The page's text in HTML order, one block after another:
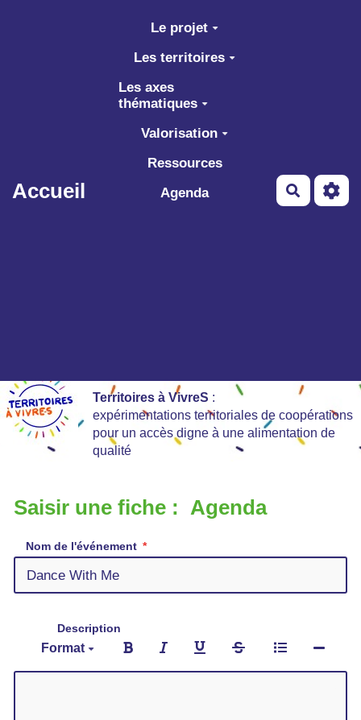
Aller au contenu principal
Accueil
Le projet
Les territoires
Les axes
thématiques
Valorisation
Ressources
Agenda
Territoires à VivreS :
expérimentations territoriales de coopérations
pour un accès digne à une alimentation de
qualité
Saisir une fiche : Agenda
Nom de l'événement
Description
Format